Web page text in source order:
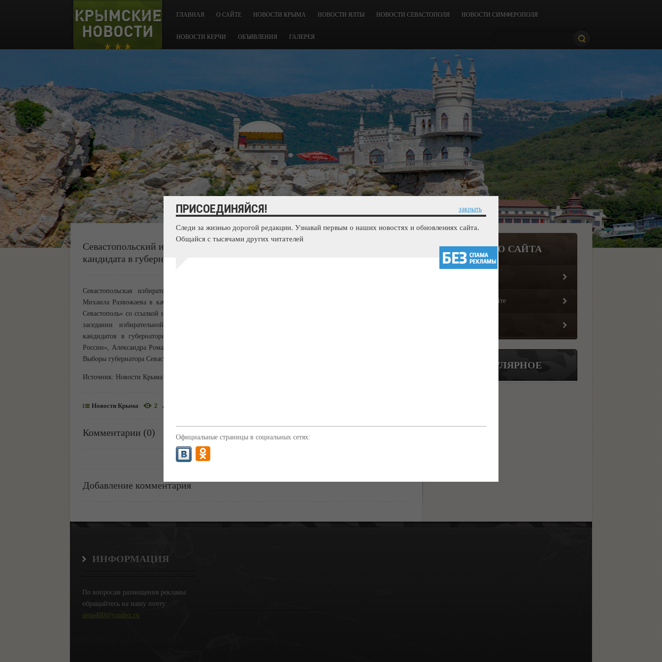
КРЫМСКИЕ
НОВОСТИ
ГЛАВНАЯ О САЙТЕ НОВОСТИ КРЫМА НОВОСТИ ЯЛТЫ НОВОСТИ СЕВАСТОПОЛЯ НОВОСТИ СИМФЕРОПОЛЯ
НОВОСТИ КЕРЧИ ОБЪЯВЛЕНИЯ ГАЛЕРЕЯ
Севастопольский избирком зарегистрировал Развожаева в качестве
кандидата в губернаторы
Севастопольская избирательная комиссия зарегистрировал исполняющего обязанности губернатора
Михаила Развожаева в качестве кандидата на выборах руководителя города. Об этом сообщил «Новый
Севастополь» со ссылкой на пресс-службу избиркома. Отмечается, что решение принято на сегодняшнем
заседании избирательной комиссии. Накануне севастопольский избирком зарегистрировал трёх
кандидатов в губернаторы города: Ивана Ермакова, выдвинутого политической партией «Патриоты
России», Александра Романовича - партией «Справедливая Россия» и Илью Журавлёва - партией ЛДПР.
Выборы губернатора Севастополя назначены на 13 сентября.
Источник: Новости Крыма
Новости Крыма 2
Комментарии (0)
Добавление комментария
МЕНЮ САЙТА
Информация о сайте
ПОПУЛЯРНОЕ
ИНФОРМАЦИЯ
По вопросам размещения рекламы
обращайтесь на нашу почту:
gena480@yandex.ru
ПРИСОЕДИНЯЙСЯ! закрыть
Следи за жизнью дорогой редакции. Узнавай первым о наших новостях и обновлениях сайта.
Общайся с тысячами других читателей
Официальные страницы в социальных сетях: